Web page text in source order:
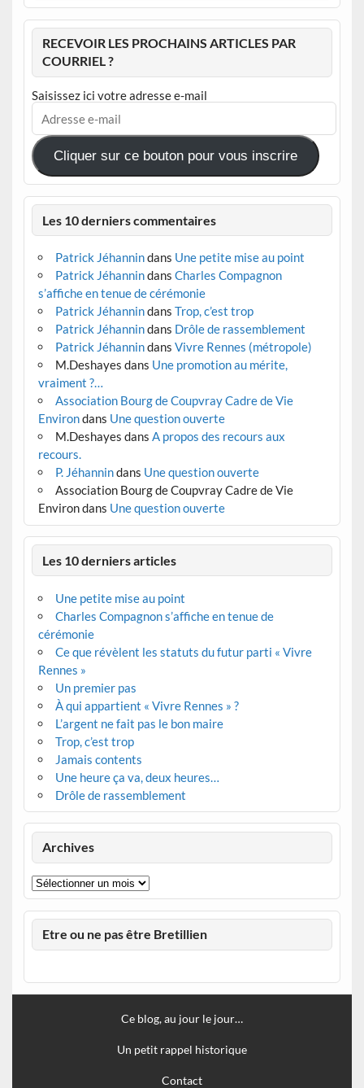
RECEVOIR LES PROCHAINS ARTICLES PAR
COURRIEL ?
Saisissez ici votre adresse e-mail
Adresse
mail
Cliquer sur ce bouton pour vous inscrire
Les 10 derniers commentaires
Patrick Jéhannindans Une petite mise au point
Patrick Jéhannindans Charles Compagnon
s’affiche en tenue de cérémonie
Patrick Jéhannindans Trop, c’est trop
Patrick Jéhannindans Drôle de rassemblement
Patrick Jéhannindans Vivre Rennes (métropole)
M.Deshayes dans Une promotion au mérite,
vraiment ?…
Association Bourg de Coupvray Cadre de Vie
Environdans Une question ouverte
M.Deshayes dans A propos des recours aux
recours.
P. Jéhannindans Une question ouverte
Association Bourg de Coupvray Cadre de Vie
Environdans Une question ouverte
Les 10 derniers articles
Une petite mise au point
Charles Compagnon s’affiche en tenue de
cérémonie
Ce que révèlent les statuts du futur parti « Vivre
Rennes »
Un premier pas
À qui appartient « Vivre Rennes » ?
L’argent ne fait pas le bon maire
Trop, c’est trop
Jamais contents
Une heure ça va, deux heures…
Drôle de rassemblement
Archives
Archives
Etre ou ne pas être Bretillien
Ce blog, au jour le jour…
Un petit rappel historique
Contact